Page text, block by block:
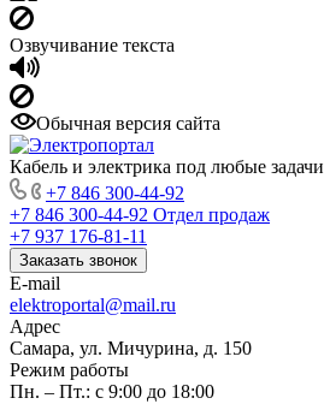
Озвучивание текста
Обычная версия сайта
Кабель и электрика под любые задачи
+7 846 300-44-92
+7 846 300-44-92 Отдел продаж
+7 937 176-81-11
Заказать звонок
E-mail
elektroportal@mail.ru
Адрес
Самара, ул. Мичурина, д. 150
Режим работы
Пн. – Пт.: с 9:00 до 18:00